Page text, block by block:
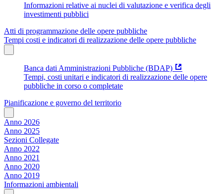
Informazioni relative ai nuclei di valutazione e verifica degli
investimenti pubblici
Atti di programmazione delle opere pubbliche
Tempi costi e indicatori di realizzazione delle opere pubbliche
Banca dati Amministrazioni Pubbliche (BDAP)
Tempi, costi unitari e indicatori di realizzazione delle opere
pubbliche in corso o completate
Pianificazione e governo del territorio
Anno 2026
Anno 2025
Sezioni Collegate
Anno 2022
Anno 2021
Anno 2020
Anno 2019
Informazioni ambientali